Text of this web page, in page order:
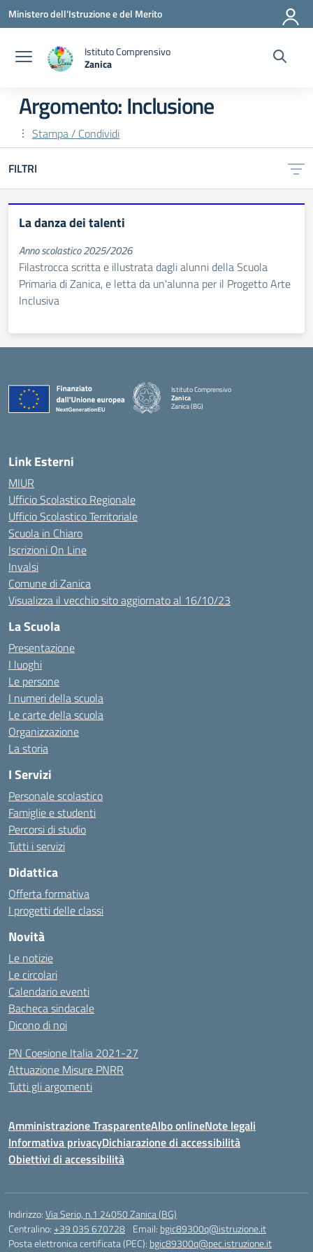
Vai ai contenuti
Vai al menu di navigazione
Vai al footer
Ministero dell'Istruzione e del Merito
Istituto Comprensivo
Zanica
Argomento: Inclusione
Stampa / Condividi
FILTRI
La danza dei talenti
Anno scolastico 2025/2026
Filastrocca scritta e illustrata dagli alunni della Scuola
Primaria di Zanica, e letta da un'alunna per il Progetto Arte
Inclusiva
Istituto Comprensivo
Zanica
Zanica (BG)
Link Esterni
MIUR
Ufficio Scolastico Regionale
Ufficio Scolastico Territoriale
Scuola in Chiaro
Iscrizioni On Line
Invalsi
Comune di Zanica
Visualizza il vecchio sito aggiornato al 16/10/23
La Scuola
Presentazione
I luoghi
Le persone
I numeri della scuola
Le carte della scuola
Organizzazione
La storia
I Servizi
Personale scolastico
Famiglie e studenti
Percorsi di studio
Tutti i servizi
Didattica
Offerta formativa
I progetti delle classi
Novità
Le notizie
Le circolari
Calendario eventi
Bacheca sindacale
Dicono di noi
PN Coesione Italia 2021-27
Attuazione Misure PNRR
Tutti gli argomenti
Amministrazione TrasparenteAlbo onlineNote legali
Informativa privacyDichiarazione di accessibilità
Obiettivi di accessibilità
Indirizzo:Via Serio, n.1 24050 Zanica (BG)
Centralino:+39 035 670728 Email: bgic89300q@istruzione.it
Posta elettronica certificata (PEC): bgic89300q@pec.istruzione.it